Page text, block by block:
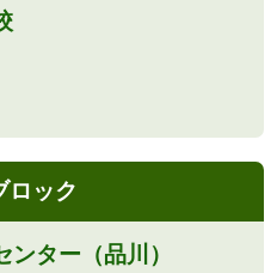
ロック
ター（品川）